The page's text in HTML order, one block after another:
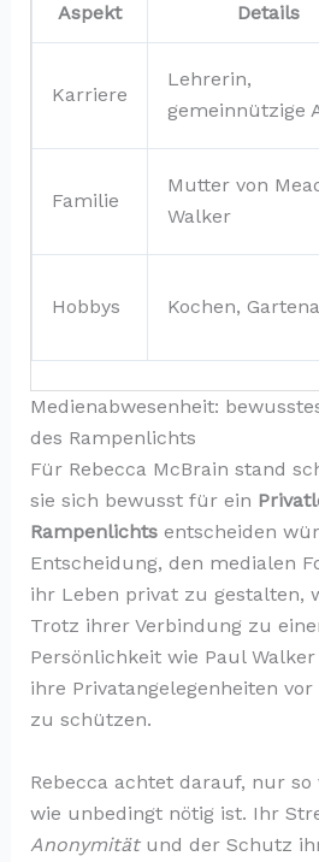
Aspekt Details
Karriere
Lehrerin,
gemeinnützige
Familie
Mutter von
Walker
Hobbys Kochen,
Medienabwesenheit:
des Rampenlichts
Für Rebecca McBrain stand
sie sich bewusst für ein
Rampenlichtsentscheiden
Entscheidung, den medialen
ihr Leben privat zu gestalten,
Trotz ihrer Verbindung zu
Persönlichkeit wie Paul
ihre Privatangelegenheiten
zu schützen.
Rebecca achtet darauf, nur so
wie unbedingt nötig ist. Ihr
Anonymitätund der Schutz